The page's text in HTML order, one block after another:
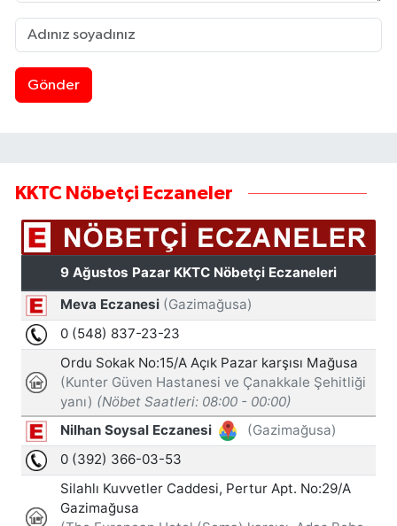
Gönder
KKTC Nöbetçi Eczaneler